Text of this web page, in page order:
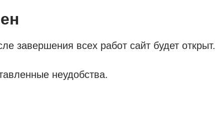
завершения всех работ сайт будет открыт.
неудобства.